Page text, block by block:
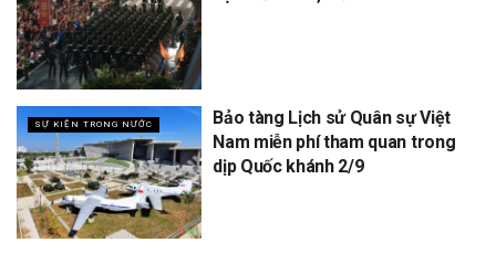
SỰ KIỆN TRONG NƯỚC
Bảo tàng Lịch sử Quân sự Việt
Nam miễn phí tham quan trong
dịp Quốc khánh 2/9